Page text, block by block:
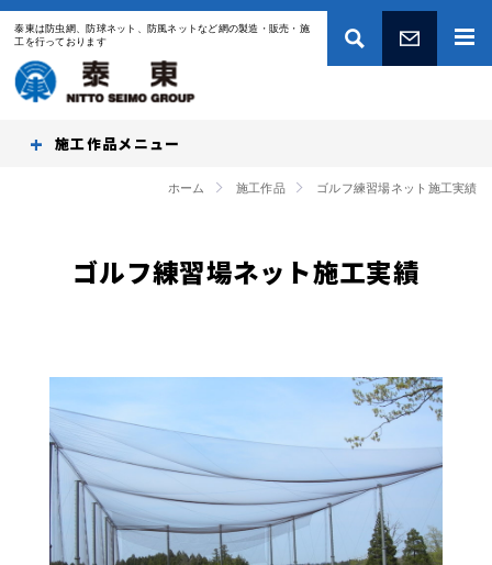
泰東は防虫網、防球ネット、防風ネットなど網の製造・販売・施
工を行っております
施工作品
ホーム 施工作品 ゴルフ練習場ネット施工実績
ゴルフ練習場ネット施工実績